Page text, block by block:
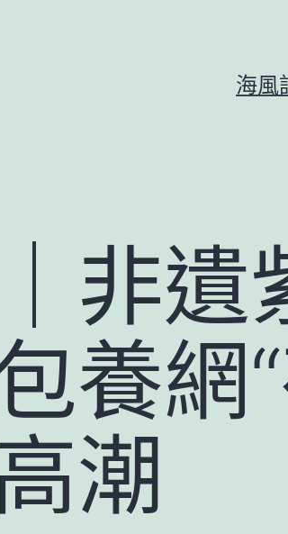
海風
非遺
養網
潮